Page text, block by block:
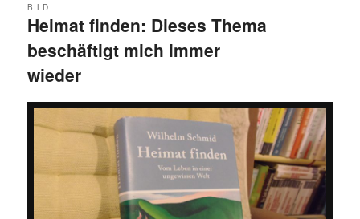
Heimat finden: Dieses Thema
beschäftigt mich immer
wieder
BILD